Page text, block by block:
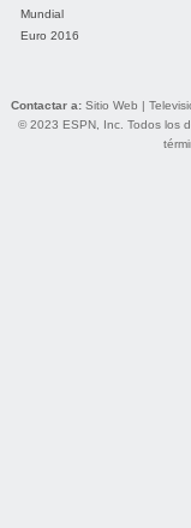
Mundial
Euro 2016
Contactar a: Sitio Web |
© 2023 ESPN, Inc. Todos los